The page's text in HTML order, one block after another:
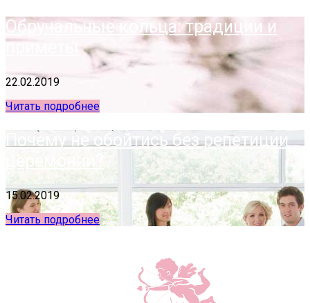
Обручальные кольца: традиции и
приметы
22.02.2019
Читать подробнее
Почему не обойтись без репетиции
церемонии?
15.02.2019
Читать подробнее